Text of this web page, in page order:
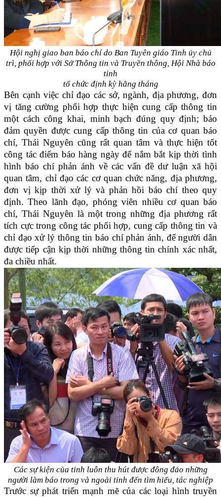
Hội nghị giao ban báo chí do Ban Tuyên giáo Tỉnh ủy chủ
trì, phối hợp với Sở Thông tin và Truyền thông, Hội Nhà báo
tỉnh
tổ chức định kỳ hằng tháng
Bên cạnh việc chỉ đạo các sở, ngành, địa phương, đơn
vị tăng cường phối hợp thực hiện cung cấp thông tin
một cách công khai, minh bạch đúng quy định; bảo
đảm quyền được cung cấp thông tin của cơ quan báo
chí, Thái Nguyên cũng rất quan tâm và thực hiện tốt
công tác điểm báo hàng ngày để nắm bắt kịp thời tình
hình báo chí phản ánh về các vấn đề dư luận xã hội
quan tâm, chỉ đạo các cơ quan chức năng, địa phương,
đơn vị kịp thời xử lý và phản hồi báo chí theo quy
định.Theo lãnh đạo, phóng viên nhiều cơ quan báo
chí, Thái Nguyên là một trong những địa phương rất
tích cực trong công tác phối hợp, cung cấp thông tin và
chỉ đạo xử lý thông tin báo chí phản ánh, để người dân
được tiếp cận kịp thời những thông tin chính xác nhất,
đa chiều nhất.
Các sự kiện của tỉnh luôn thu hút được đông đảo những
người làm báo trong và ngoài tỉnh đến tìm hiểu, tác nghiệp
Trước sự phát triển mạnh mẽ của các loại hình truyền